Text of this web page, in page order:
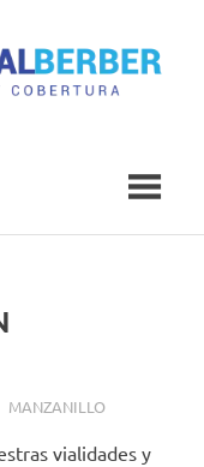
MANZANILLO
vialidades y